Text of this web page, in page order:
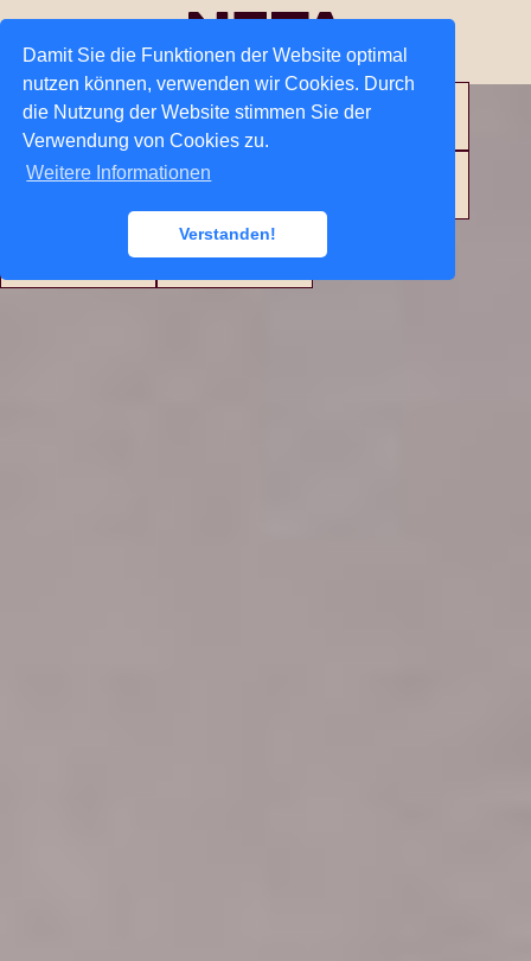
Damit Sie die Funktionen der Website optimal
nutzen können, verwenden wir Cookies. Durch
die Nutzung der Website stimmen Sie der
Verwendung von Cookies zu.
Weitere Informationen
Verstanden!
NETA Story Menu
Catering Presse
Kontakt